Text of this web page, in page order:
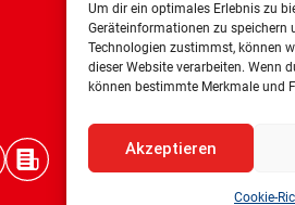
Um dir ein optimales Erlebnis zu
Geräteinformationen zu speichern
Technologien zustimmst, können
dieser Website verarbeiten. Wenn
können bestimmte Merkmale und
Akzeptieren
Cookie-